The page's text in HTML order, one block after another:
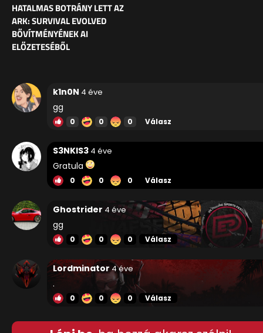
HATALMAS BOTRÁNY LETT AZ
ARK: SURVIVAL EVOLVED
BŐVÍTMÉNYÉNEK AI
ELŐZETESÉBŐL
k1n0N 4 éve
gg
0 0 0 Válasz
S3NKIS3 4 éve
Gratula
0 0 0 Válasz
Ghostrider 4 éve
gg
0 0 0 Válasz
Lordminator 4 éve
.
0 0 0 Válasz